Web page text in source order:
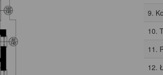
9.
10.
11.
12.